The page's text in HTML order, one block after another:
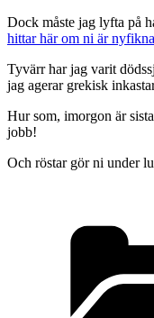
Dock måste jag lyfta på
hittar här om ni är nyfikna
Tyvärr har jag varit
jag agerar grekisk
Hur som, imorgon är
jobb!
Och röstar gör ni under